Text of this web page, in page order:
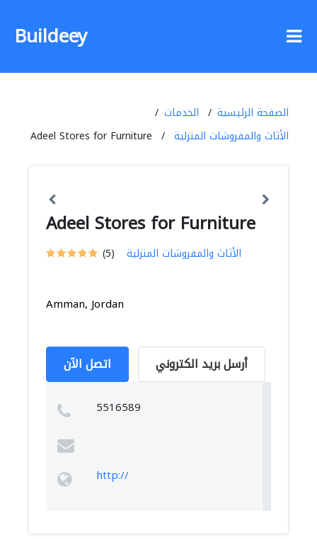
Buildeey
الصفحة الرئيسية
الخدمات
الأثاث والمفروشات المنزلية
Adeel Stores for Furniture
Adeel Stores for Furniture
(5) الأثاث والمفروشات المنزلية
Amman, Jordan
اتصل الآن أرسل بريد الكتروني
5516589
http://